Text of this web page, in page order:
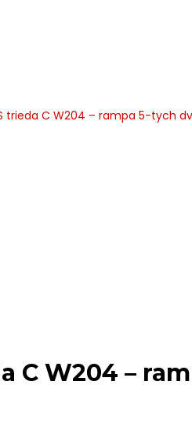
trieda C W204 – rampa 5-tych
C W204 –